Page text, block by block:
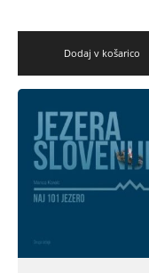
Dodaj v košarico